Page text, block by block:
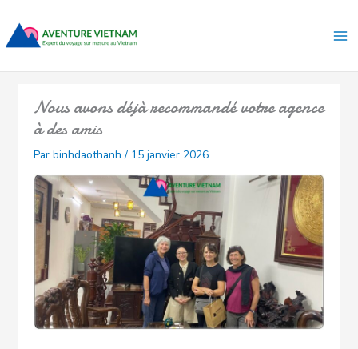
contenu
Nous avons déjà recommandé votre agence
à des amis
Parbinhdaothanh/ 15 janvier 2026